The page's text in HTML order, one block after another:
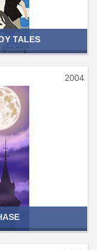
TALES
2004